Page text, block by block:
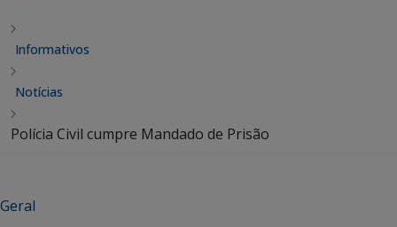
Informativos
Notícias
Polícia Civil cumpre Mandado de Prisão
Geral